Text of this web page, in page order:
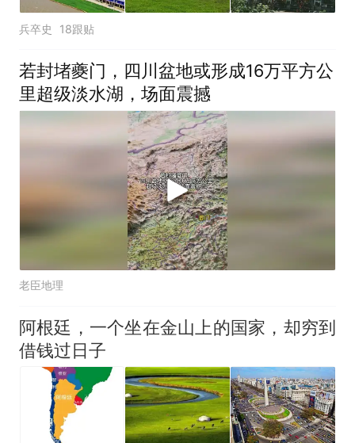
兵卒史 18跟贴
若封堵夔门，四川盆地或形成16万平方公
里超级淡水湖，场面震撼
老臣地理
阿根廷，一个坐在金山上的国家，却穷到
借钱过日子